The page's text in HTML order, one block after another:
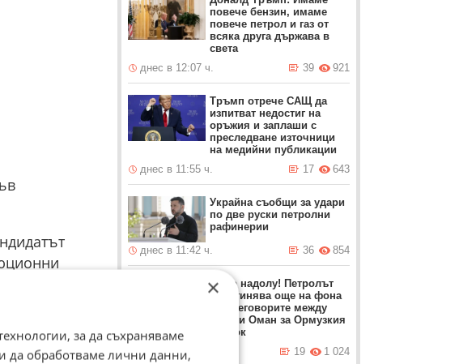
левия
повече бензин, имаме
повече петрол и газ от
всяка друга държава в
света
днес в 12:07 ч.
921
39
Тръмп отрече САЩ да
изпитват недостиг на
оръжия и заплаши с
преследване източници
на медийни публикации
днес в 11:55 ч.
643
17
Украйна съобщи за удари
по две руски петролни
рафинерии
днес в 11:42 ч.
854
36
Само надолу! Петролът
поевтинява още на фона
на преговорите между
Иран и Оман за Ормузкия
проток
днес в 11:37 ч.
1 024
19
×
за да съхраняваме
да обработваме лични данни,